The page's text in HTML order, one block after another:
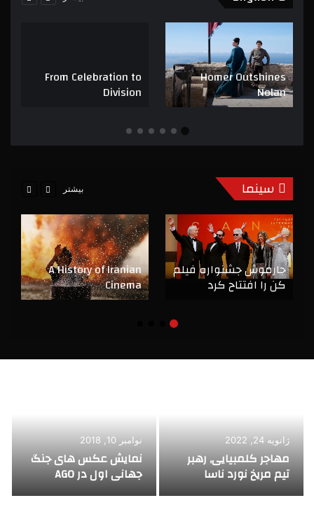
Homer Outshines
Nolan
From Celebration to
Division
سینما بیشتر
جارموش جشنواره فیلم
کن را افتتاح کرد
A History of Iranian
Cinema
ژانویه 24, 2022
مهاجر کلمبیایی, رهبر
تیم مریخ نورد ناسا
نوامبر 10, 2018
نمایش عکس های جنگ
جهانی اول در AGO